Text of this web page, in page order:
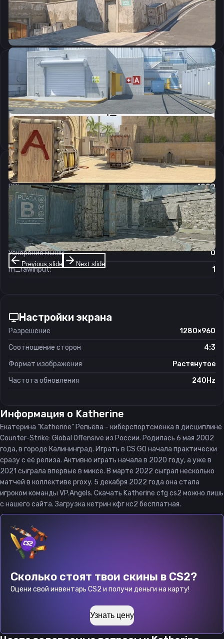
Previous slide Next slide
Скопировать
Параметры запуска
Скопировать
Настройки мыши
DPI:
1000
Чувствительность мыши в игре:
1
Чувствительность мыши в зуме:
0.85
Чувствительность мыши в Windows:
6/11
Ускорение мыши:
0
m_rawinput:
1
Настройки экрана
Разрешение
1280×960
Соотношение сторон
4:3
Формат изображения
Растянутое
Частота обновления
240Hz
Информация о Katherine
Екатерина "Katherine" Репьёва - киберспортсменка в дисциплине
Counter-Strike: Global Offensive из России. Родилась 6 мая 2002
года, в городе Калининград. Играть в CS:GO начала практически
сразу с её релиза. Активно играть начала в 2020 году, а уже в
2021 сыграла впервые в миксе. В марте 2022 сыграл несколько
матчей в коллективе proxy. 5 декабря 2022 года она стала
игроком команды VP.Angels. Скачать Katherine cfg cs2 можно лишь
с нашего сайта. Загрузка кетрин кфг кс2 бесплатная.
Сколько стоят твои скины в CS2?
Оцени свой инвентарь CS2 и получи деньги на карту!
Узнать цену